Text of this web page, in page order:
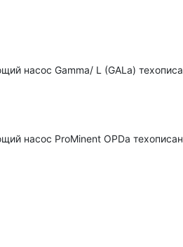
насос Gamma/ L (GALa)
насос ProMinent OPDa